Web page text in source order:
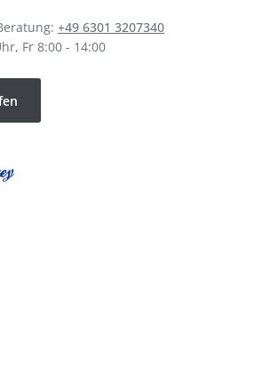
+49 6301 3207340
Fr 8:00 - 14:00